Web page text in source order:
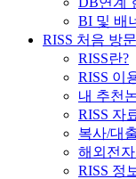
BI 및 배
RISS 처음 방
RISS란?
RISS 이
내 추천
RISS 자
복사/대
해외전
RISS 정